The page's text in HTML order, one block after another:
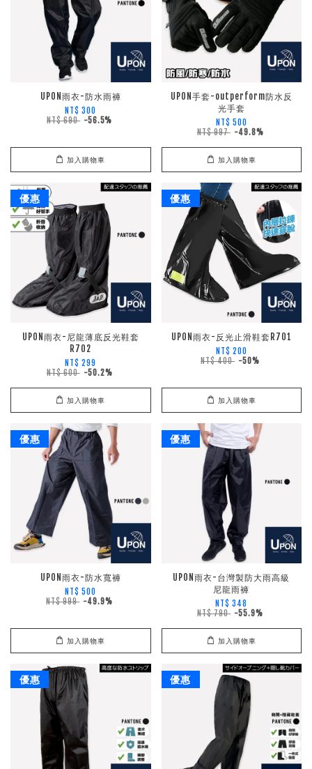
UPON雨衣-防水雨褲
NT$ 300
NT$ 690 -56.5%
加入購物車
UPON手套-outperform防水反
光手套
NT$ 500
NT$ 997 -49.8%
加入購物車
優惠
UPON雨衣-尼龍薄底反光鞋套
R702
NT$ 299
NT$ 600 -50.2%
加入購物車
優惠
UPON雨衣-反光止滑鞋套R701
NT$ 200
NT$ 400 -50%
加入購物車
優惠
UPON雨衣-防水寬褲
NT$ 500
NT$ 999 -49.9%
加入購物車
優惠
UPON雨衣-台灣製防大雨高級
尼龍雨褲
NT$ 348
NT$ 790 -55.9%
加入購物車
優惠 優惠